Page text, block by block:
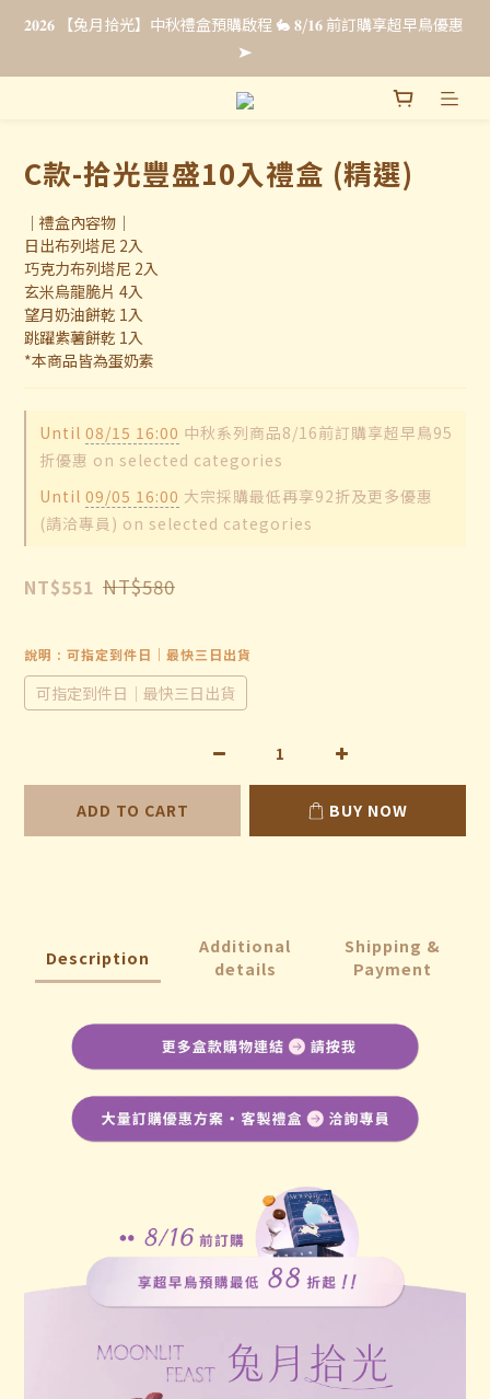
𝟐𝟎𝟐𝟔 【兔月拾光】中秋禮盒預購啟程 🐇 𝟖/𝟏𝟔 前訂購享超早鳥優惠
➤
𝟐𝟎𝟐𝟔 【兔月拾光】中秋禮盒預購啟程 🐇 𝟖/𝟏𝟔 前訂購享超早鳥優惠
➤
法式彌月禮・全新上市☁️ 𝟴/𝟯𝟭 前申請即享【限時免費試吃 & 優惠
企業福委贈禮｜超早鳥預購最低 𝟖𝟖 折 .ᐟ.ᐟ 立即填單索取報價 🎁
𝟐𝟎𝟐𝟔 【兔月拾光】中秋禮盒預購啟程 🐇 𝟖/𝟏𝟔 前訂購享超早鳥優惠
C款-拾光豐盛10入禮盒 (精選)
｜禮盒內容物｜
日出布列塔尼 2入
巧克力布列塔尼 2入
玄米烏龍脆片 4入
望月奶油餅乾 1入
跳躍紫薯餅乾 1入
*本商品皆為蛋奶素
Until 08/15 16:00 中秋系列商品8/16前訂購享超早鳥95
折優惠 on selected categories
Until 09/05 16:00 大宗採購最低再享92折及更多優惠
(請洽專員) on selected categories
NT$551 NT$580
說明 : 可指定到件日｜最快三日出貨
可指定到件日｜最快三日出貨
ADD TO CART BUY NOW
Description
Additional
details
Shipping &
Payment